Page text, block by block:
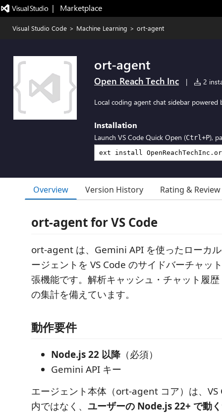
|   Marketplace
Visual Studio Code > Machine Learning > ort-agent
ort-agent
Open Reach Tech Inc | 2
Local coding agent chat sidebar
Installation
Launch VS Code Quick Open (Ctrl+P),
Overview Version History Rating & Review
ort-agent for VS Code
ort-agent は、Gemini API を使ったローカ
ージェントを VS Code のサイドバーチャッ
張機能です。解析キャッシュ・チャット履
の集計を備えています。
動作要件
Node.js 22 以降（必須）
Gemini API キー
エージェント本体（ort-agent コア）は、VS
内ではなく、 ユーザーの Node.js 22+ で動